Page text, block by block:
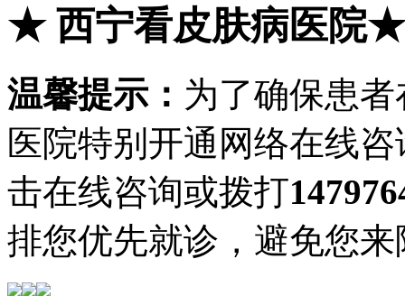
★西宁看皮肤病医院★
温馨提示： 为了确保患
医院特别开通网络在线
击在线咨询或拨打
排您优先就诊，避免您